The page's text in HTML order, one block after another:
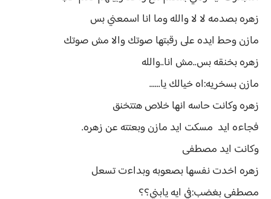
زهره بصدمه لا لا والله وما انا اسمعني بس
مازن وحط ايده على رقبتها صوتك والا مش صوتك
زهره بخنقه بس..مش انا..والله
مازن بسخريه:اه خيالك يا......
زهره وكانت حاسه انها خلاص هتتخنق
فجاءه ايد مسكت ايد مازن وبعتته عن زهره.
وكانت ايد مصطفى
زهره اخدت نفسها بصعوبه وبداءت تسعل
مصطفى بغضب:في ايه يابني؟؟